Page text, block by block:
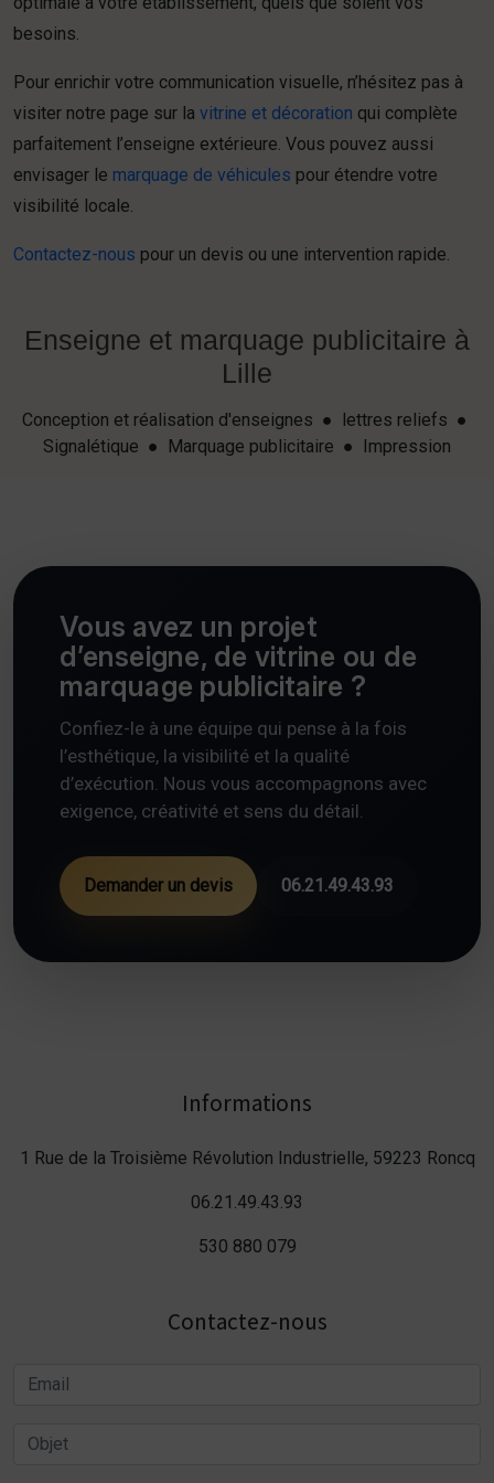
besoins.
Pour enrichir votre communication visuelle, n’hésitez pas à
visiter notre page sur la vitrine et décoration qui complète
parfaitement l’enseigne extérieure. Vous pouvez aussi
envisager le marquage de véhicules pour étendre votre
visibilité locale.
Contactez-nous pour un devis ou une intervention rapide.
Enseigne et marquage publicitaire à
Lille
Conception et réalisation d'enseignes ● lettres reliefs ●
Signalétique ● Marquage publicitaire ● Impression
Vous avez un projet
d’enseigne, de vitrine ou de
marquage publicitaire ?
Confiez-le à une équipe qui pense à la fois
l’esthétique, la visibilité et la qualité
d’exécution. Nous vous accompagnons avec
exigence, créativité et sens du détail.
Demander un devis 06.21.49.43.93
Informations
1 Rue de la Troisième Révolution Industrielle, 59223 Roncq
06.21.49.43.93
530 880 079
Contactez-nous